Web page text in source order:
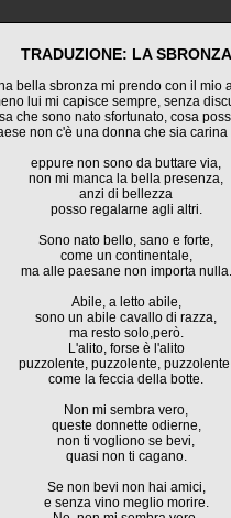
TRADUZIONE: LA SBRONZA
bella sbronza mi prendo con il mio
lui mi capisce sempre, senza
che sono nato sfortunato, cosa
non c'è una donna che sia carina
eppure non sono da buttare via,
non mi manca la bella presenza,
anzi di bellezza
posso regalarne agli altri.
Sono nato bello, sano e forte,
come un continentale,
ma alle paesane non importa nulla.
Abile, a letto abile,
sono un abile cavallo di razza,
ma resto solo,però.
L'alito, forse è l'alito
puzzolente, puzzolente,
come la feccia della botte.
Non mi sembra vero,
queste donnette odierne,
non ti vogliono se bevi,
quasi non ti cagano.
Se non bevi non hai amici,
e senza vino meglio morire.